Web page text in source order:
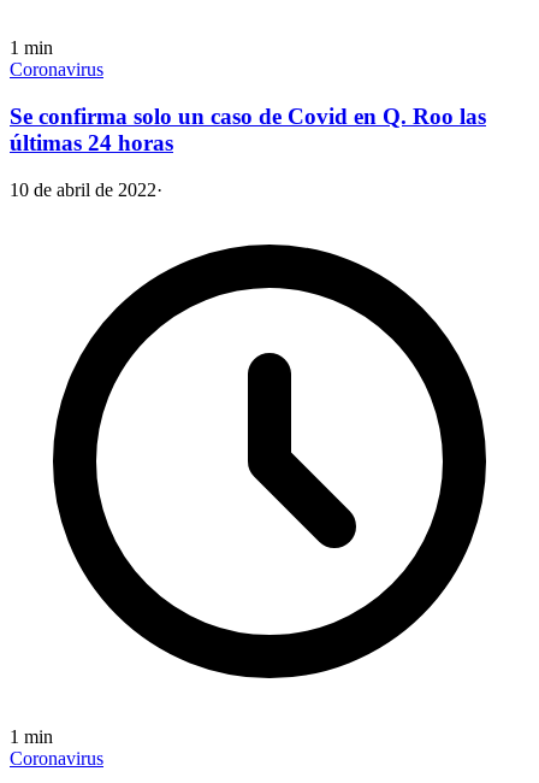
1 min
Coronavirus
Se confirma solo un caso de Covid en Q. Roo las
últimas 24 horas
10 de abril de 2022·
1 min
Coronavirus